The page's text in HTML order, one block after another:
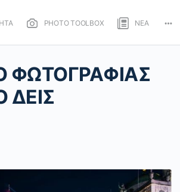
PHOTO TOOLBOX ΝΕΑ
ΦΩΤΟΓΡΑΦΙΑΣ
ΔΕΙΣ